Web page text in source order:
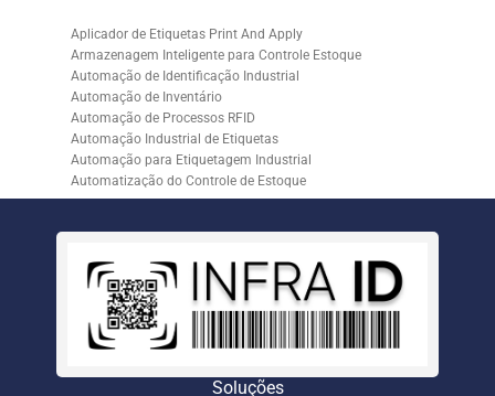
Aplicador de Etiquetas Print And Apply
Armazenagem Inteligente para Controle Estoque
Automação de Identificação Industrial
Automação de Inventário
Automação de Processos RFID
Automação Industrial de Etiquetas
Automação para Etiquetagem Industrial
Automatização do Controle de Estoque
Controle de Estoque com RFID
Empresa de Automação para Processos Logísticos
Empresa de Rastreabilidade Industrial
Empresa de Soluções para Etiquetagem
Empresa Especializada em Inventário de Estoque
Etiqueta RFID para Controle de Estoque
Inventário de Estoque Automatizado
Soluções